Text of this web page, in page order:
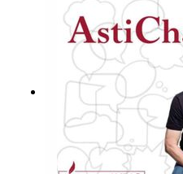
PayPal:https://
a para hacer
nombre de Julio
1539408017CLABE:
2Tienda:https://